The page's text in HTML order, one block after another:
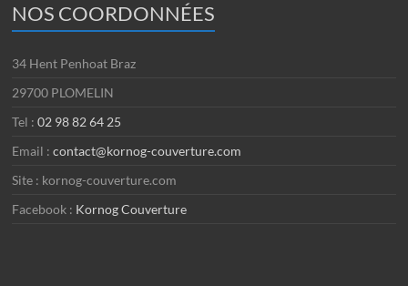
NOS COORDONNÉES
34 Hent Penhoat Braz
29700 PLOMELIN
Tel :02 98 82 64 25
Email :contact@kornog-couverture.com
Site : kornog-couverture.com
Facebook : Kornog Couverture